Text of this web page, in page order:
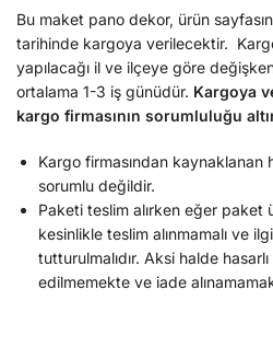
Bu maket pano dekor, ürün
tarihinde kargoya verilecektir.
yapılacağı il ve ilçeye göre
ortalama 1-3 iş günüdür. Kargoya
kargo firmasının sorumluluğu
Kargo firmasından kaynaklanan
sorumlu değildir.
Paketi teslim alırken eğer
kesinlikle teslim alınmamalı ve
tutturulmalıdır. Aksi halde
edilmemekte ve iade